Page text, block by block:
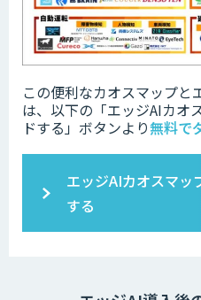
この便利なカオスマップと
は、以下の「エッジAIカオ
ドする」ボタンより無料で
エッジAIカオスマッ
する